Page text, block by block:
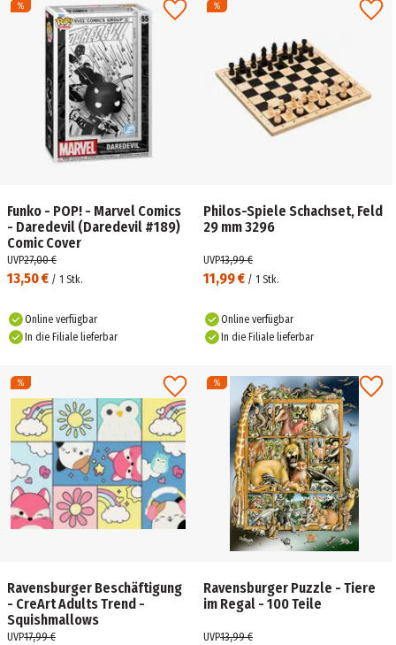
Funko - POP! - Marvel Comics
- Daredevil (Daredevil #189)
Comic Cover
13,50 € / 1 Stk.
UVP27,00 €
Online verfügbar
In die Filiale lieferbar
Philos-Spiele Schachset, Feld
29 mm 3296
11,99 € / 1 Stk.
UVP13,99 €
Online verfügbar
In die Filiale lieferbar
Ravensburger Beschäftigung
- CreArt Adults Trend -
Squishmallows
UVP17,99 €
Ravensburger Puzzle - Tiere
im Regal - 100 Teile
UVP13,99 €